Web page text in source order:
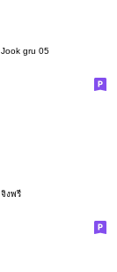
Jook gru 05
จิงพรี่